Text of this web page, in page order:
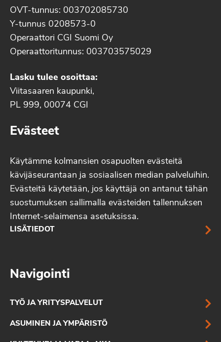
OVT-tunnus: 003702085730
Y-tunnus 0208573-0
Operaattori CGI Suomi Oy
Operaattoritunnus: 003703575029
Lasku tulee osoittaa:
Viitasaaren kaupunki,
PL 999, 00074 CGI
Evästeet
Käytämme kolmansien osapuolten evästeitä
kävijäseurantaan ja sosiaalisen median palveluihin.
Evästeitä käytetään, jos käyttäjä on antanut tähän
suostumuksen sallimalla evästeiden tallennuksen
Internet-selaimensa asetuksissa.
LISÄTIEDOT
Navigointi
TYÖ JA YRITYSPALVELUT
ASUMINEN JA YMPÄRISTÖ